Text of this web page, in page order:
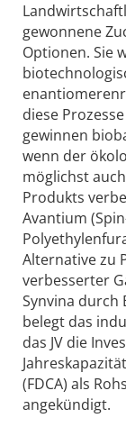
gewonnene
Optionen. Sie
diese
gewinnen
wenn der
möglichst
Produkts
Avantium
Alternative zu
verbesserter
Synvina durch
belegt das
das JV die
(FDCA) als
angekündigt.